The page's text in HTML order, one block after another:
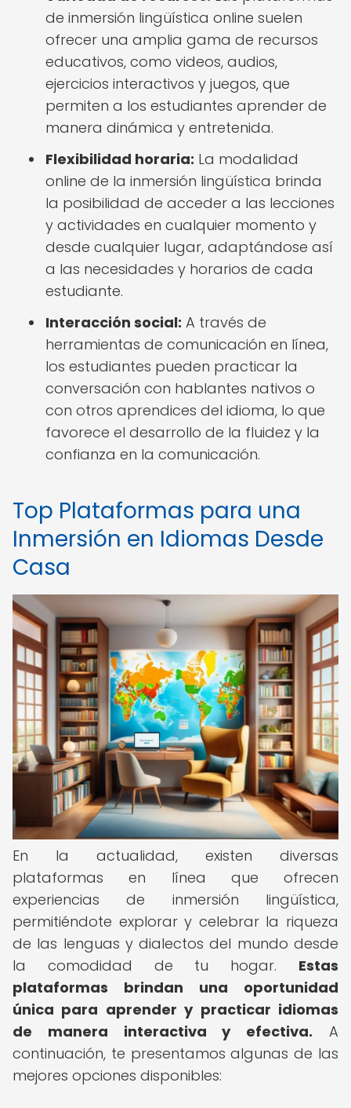
de inmersión lingüística online suelen
ofrecer una amplia gama de recursos
educativos, como videos, audios,
ejercicios interactivos y juegos, que
permiten a los estudiantes aprender de
manera dinámica y entretenida.
Flexibilidad horaria: La modalidad
online de la inmersión lingüística brinda
la posibilidad de acceder a las lecciones
y actividades en cualquier momento y
desde cualquier lugar, adaptándose así
a las necesidades y horarios de cada
estudiante.
Interacción social: A través de
herramientas de comunicación en línea,
los estudiantes pueden practicar la
conversación con hablantes nativos o
con otros aprendices del idioma, lo que
favorece el desarrollo de la fluidez y la
confianza en la comunicación.
Top Plataformas para una
Inmersión en Idiomas Desde
Casa
En la actualidad, existen diversas
plataformas en línea que ofrecen
experiencias de inmersión lingüística,
permitiéndote explorar y celebrar la riqueza
de las lenguas y dialectos del mundo desde
la comodidad de tu hogar. Estas
plataformas brindan una oportunidad
única para aprender y practicar idiomas
de manera interactiva y efectiva. A
continuación, te presentamos algunas de las
mejores opciones disponibles: